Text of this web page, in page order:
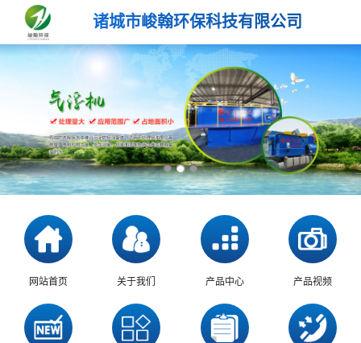
诸城市峻翰环保科技有限公司
网站首页 关于我们 产品中心 产品视频